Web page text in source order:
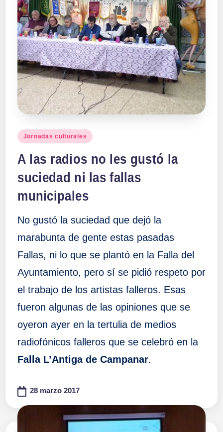
Publicado
Jornadas culturales
A las radios no les gustó la
suciedad ni las fallas
municipales
No gustó la suciedad que dejó la
marabunta de gente estas pasadas
Fallas, ni lo que se plantó en la Falla del
Ayuntamiento, pero sí se pidió respeto por
el trabajo de los artistas falleros. Esas
fueron algunas de las opiniones que se
oyeron ayer en la tertulia de medios
radiofónicos falleros que se celebró en la
Falla L’Antiga de Campanar.
28 marzo 2017